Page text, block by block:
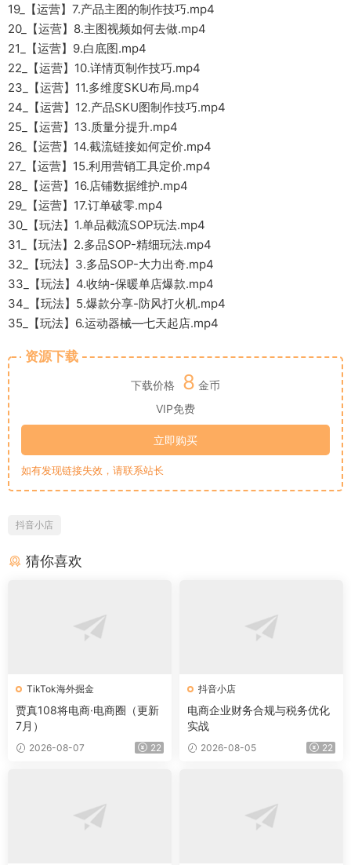
19_【运营】7.产品主图的制作技巧.mp4
20_【运营】8.主图视频如何去做.mp4
21_【运营】9.白底图.mp4
22_【运营】10.详情页制作技巧.mp4
23_【运营】11.多维度SKU布局.mp4
24_【运营】12.产品SKU图制作技巧.mp4
25_【运营】13.质量分提升.mp4
26_【运营】14.截流链接如何定价.mp4
27_【运营】15.利用营销工具定价.mp4
28_【运营】16.店铺数据维护.mp4
29_【运营】17.订单破零.mp4
30_【玩法】1.单品截流SOP玩法.mp4
31_【玩法】2.多品SOP-精细玩法.mp4
32_【玩法】3.多品SOP-大力出奇.mp4
33_【玩法】4.收纳-保暖单店爆款.mp4
34_【玩法】5.爆款分享-防风打火机.mp4
35_【玩法】6.运动器械—七天起店.mp4
资源下载
下载价格 8 金币
VIP免费
立即购买
如有发现链接失效，请联系站长
抖音小店
猜你喜欢
TikTok海外掘金
贾真108将电商·电商圈（更新
7月）
2026-08-07 22
抖音小店
电商企业财务合规与税务优化
实战
2026-08-05 22